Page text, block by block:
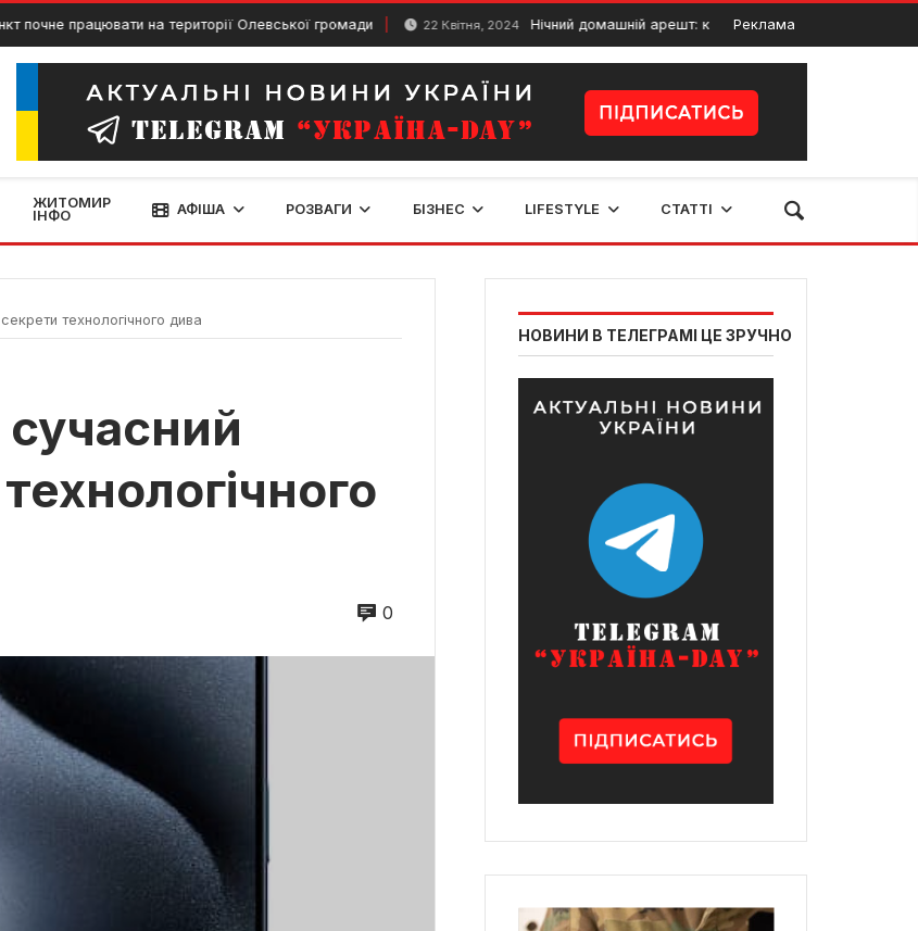
працювати на території Олевської громади 22 Квітня, 2024 Нічний домашній арешт: керівнику заповідника на
Реклама
ЖИТОМИР
ІНФО
АФІША РОЗВАГИ БІЗНЕС LIFESTYLE СТАТТІ
технологічного дива
0
НОВИНИ В ТЕЛЕГРАМІ ЦЕ ЗРУЧНО